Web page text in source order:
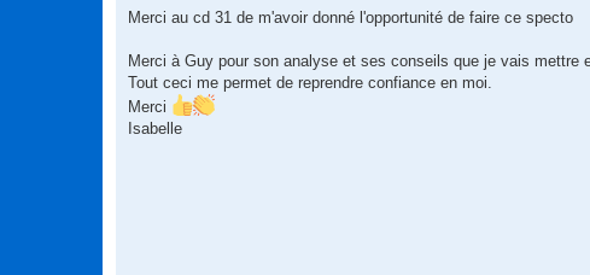
s
g
Merci au cd 31 de m'avoir donné l'opportunité de faire ce specto
Merci à Guy pour son analyse et ses conseils que je vais mettre
Tout ceci me permet de reprendre confiance en moi.
Merci
Isabelle